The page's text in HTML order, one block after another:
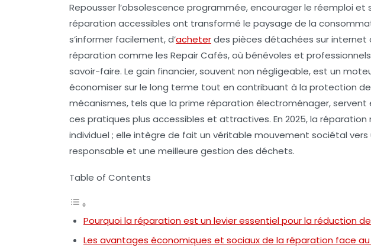
Repousser l’obsolescence programmée, encourager le réemploi et
réparation accessibles ont transformé le paysage de la
s’informer facilement, d’acheterdes pièces détachées sur
réparation comme les Repair Cafés, où bénévoles et
savoir-faire. Le gain financier, souvent non négligeable, est un
économiser sur le long terme tout en contribuant à la protection de
mécanismes, tels que la prime réparation électroménager, servent
ces pratiques plus accessibles et attractives. En 2025, la réparation
individuel ; elle intègre de fait un véritable mouvement sociétal
responsable et une meilleure gestion des déchets.
Table of Contents
Pourquoi la réparation est un levier essentiel pour la réduction
Les avantages économiques et sociaux de la réparation face